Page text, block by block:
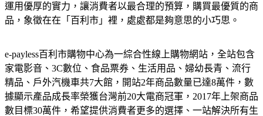
運用優厚的實力，讓消費者以最合理的預算，購買最優質的商
品，象徵在在「百利市」裡，處處都是夠意思的小巧思。
e-payless百利市購物中心為一綜合性線上購物網站，全站包含
家電影音、3C數位、食品票券、生活用品、婦幼長青、流行
精品、戶外汽機車共7大館，開站2年商品數量已達8萬件，數
據顯示產品成長率榮獲台灣前20大電商冠軍，2017年上架商品
數目標30萬件，希望提供消費者更多的選擇、一站解決所有生